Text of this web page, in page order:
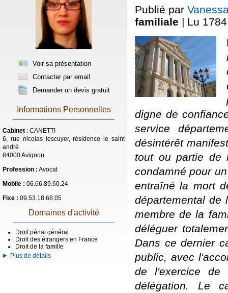
Voir sa présentation
Contacter par email
Demander un devis gratuit
Informations Personnelles
Cabinet : CANETTI
6, rue nicolas lescuyer, résidence le saint
andré
84000 Avignon
Profession : Avocat
Mobile : 06.66.89.60.24
Fixe : 09.53.18.68.05
Domaines d'activité
Droit pénal général
Droit des étrangers en France
Droit de la famille
Plus de détails
Publié par
familiale | Lu
digne de
service
désintérêt
tout ou partie de
condamné pour
entraîné la mort
départemental de
membre de la
déléguer
Dans ce dernier
public, avec
de l'exercice de
délégation. Le